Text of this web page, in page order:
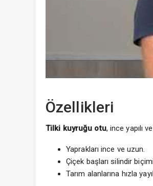
Özellikleri
Tilki kuyruğu otu, ince yapılı
Yaprakları ince ve uzun.
Çiçek başları silindir
Tarım alanlarına hızla